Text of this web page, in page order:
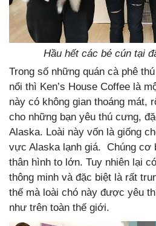
Hầu hết các bé cún tại
Trong số những quán cà phê
nổi thì Ken’s House Coffee là
này có không gian thoáng mát,
cho những bạn yêu thú cưng,
Alaska. Loài này vốn là giống
vực Alaska lạnh giá. Chúng cơ
thân hình to lớn. Tuy nhiên lại
thông minh và đặc biệt là rất
thế mà loài chó này được yêu
như trên toàn thế giới.